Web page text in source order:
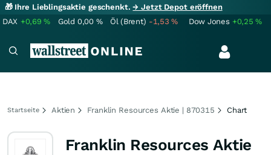
🎁 Ihre Lieblingsaktie geschenkt.→ Jetzt Depot eröffnen
DAX +0,69% Gold 0,00 % Öl (Brent) -1,53% Dow Jones +0,25%
Startseite Aktien Franklin Resources Aktie | 870315 Chart
Franklin Resources Aktie